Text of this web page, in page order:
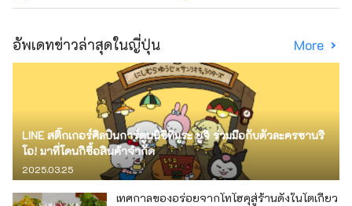
อัพเดทข่าวล่าสุดในญี่ปุ่น More
LINE สติ๊กเกอร์ศิลปินการ์ตูนนิชิทีมูระ ยูจิ ร่วมมือกับตัวละครซานริ
โอ! มาที่โดนกิซื้อสินค้าจำกัด
2025.03.25
เทศกาลของอร่อยจากโทโฮคุสู่ร้านดังในโตเกียว